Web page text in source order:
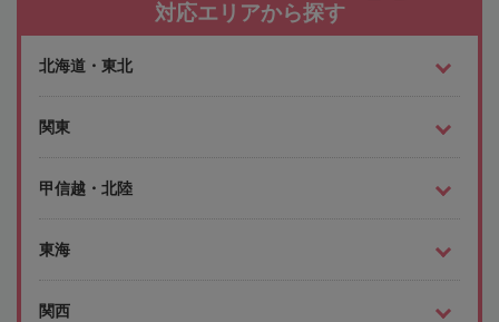
対応エリアから探す
北海道・東北
関東
甲信越・北陸
東海
関西